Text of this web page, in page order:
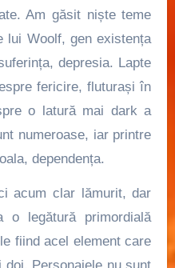
Am găsit niște teme
lui Woolf, gen existența
depresia. Lapte
fericire, fluturași în
o latură mai dark a
numeroase, iar printre
dependența.
acum clar lămurit, dar
o legătură primordială
fiind acel element care